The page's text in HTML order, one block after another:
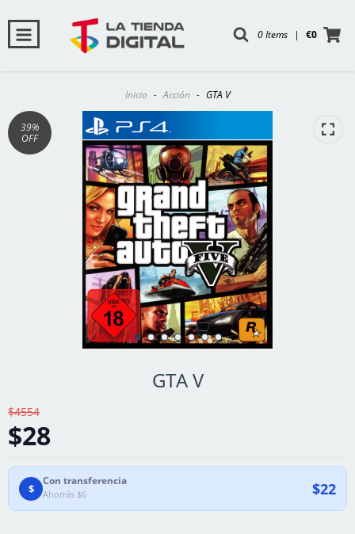
0 Items | €0
Inicio - Acción - GTA V
39%
OFF
GTA V
$4554
$28
$
Con transferencia
Ahorrás $6 $22